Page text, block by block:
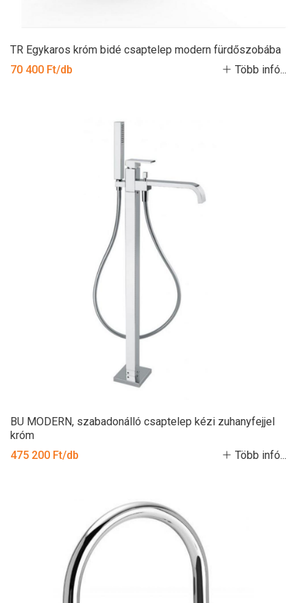
TR Egykaros króm bidé csaptelep modern fürdőszobába
70 400 Ft/db
Több infó...
BU MODERN, szabadonálló csaptelep kézi zuhanyfejjel
króm
475 200 Ft/db
Több infó...